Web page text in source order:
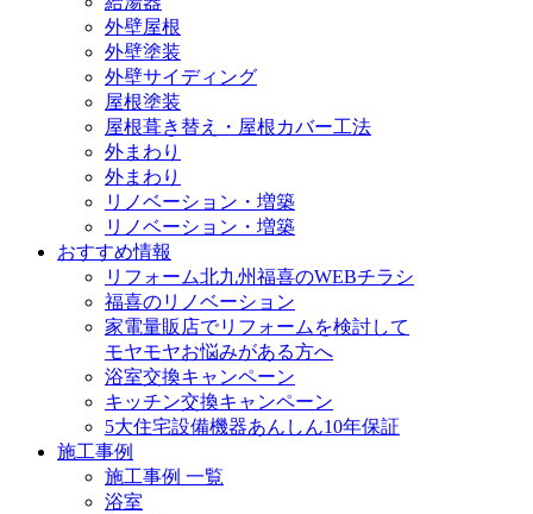
外壁屋根
外壁塗装
外壁サイディング
屋根塗装
屋根葺き替え・屋根カバー工法
外まわり
外まわり
リノベーション・増築
リノベーション・増築
おすすめ情報
リフォーム北九州福喜のWEBチラシ
福喜のリノベーション
家電量販店でリフォームを検討して
モヤモヤお悩みがある方へ
浴室交換キャンペーン
キッチン交換キャンペーン
5大住宅設備機器あんしん10年保証
施工事例
施工事例 一覧
浴室